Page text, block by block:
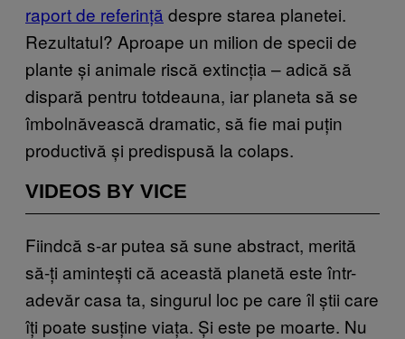
raport de referință despre starea planetei.
Rezultatul? Aproape un milion de specii de
plante și animale riscă extincția – adică să
dispară pentru totdeauna, iar planeta să se
îmbolnăvească dramatic, să fie mai puțin
productivă și predispusă la colaps.
VIDEOS BY VICE
Fiindcă s-ar putea să sune abstract, merită
să-ți amintești că această planetă este într-
adevăr casa ta, singurul loc pe care îl știi care
îți poate susține viața. Și este pe moarte. Nu